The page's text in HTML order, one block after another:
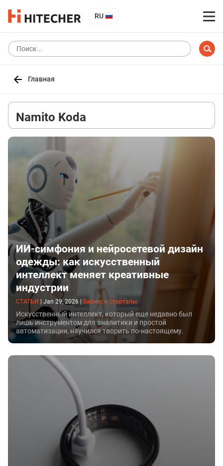
RU
Главная
Namito Koda
ИИ-симфония и нейросетевой дизайн
одежды: как искусственный
интеллект меняет креативные
индустрии
СТАТЬИ Jan 29, 2026 Бизнес и стартапы
Искусственный интеллект, который еще недавно был
лишь инструментом для аналитики и простой
автоматизации, научился творить по-настоящему.
Теперь это полноценный соавтор в искусстве, науке и